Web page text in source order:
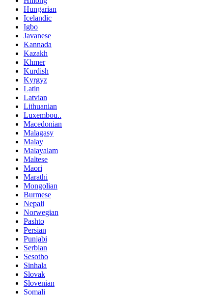
Hungarian
Icelandic
Igbo
Javanese
Kannada
Kazakh
Khmer
Kurdish
Kyrgyz
Latin
Latvian
Lithuanian
Luxembou..
Macedonian
Malagasy
Malay
Malayalam
Maltese
Maori
Marathi
Mongolian
Burmese
Nepali
Norwegian
Pashto
Persian
Punjabi
Serbian
Sesotho
Sinhala
Slovak
Slovenian
Somali